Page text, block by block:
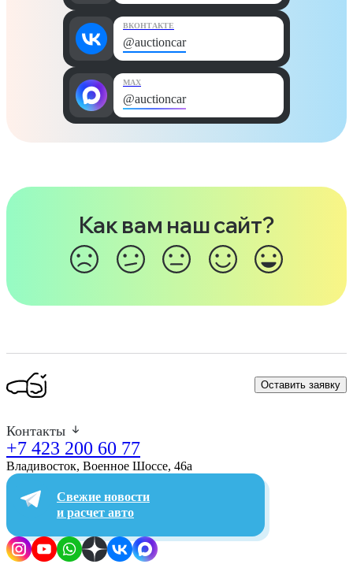
ВКОНТАКТЕ
@auctioncar
MAX
@auctioncar
Как вам наш сайт?
Оставить заявку
Контакты
+7 423 200 60 77
Владивосток, Военное Шоссе, 46а​
Свежие новости
и расчет авто